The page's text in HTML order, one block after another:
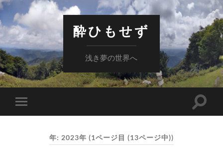
酔ひもせず
浅き夢の世界へ
モ
バ
検
年: 2023年 (1ページ目 (13ページ中))